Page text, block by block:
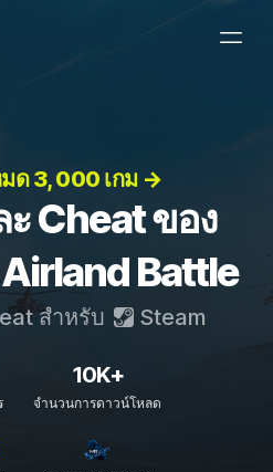
ด 3, 000 เกม →
Cheat ของ
Battle
สำหรับ Steam
10K+
จำนวนการดาวน์โหลด